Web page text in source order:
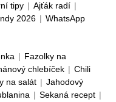
tipy | Ajťák radí |
2026 | WhatsApp
| Fazolky na
chlebíček | Chili
na salát | Jahodový
| Sekaná recept |